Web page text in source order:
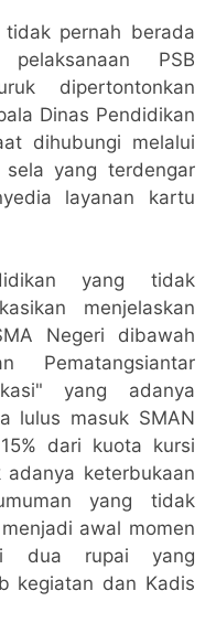
pernah berada
PSB
dipertontonkan
Dinas Pendidikan
dihubungi melalui
yang terdengar
layanan kartu
yang tidak
menjelaskan
Negeri dibawah
Pematangsiantar
yang adanya
lulus masuk SMAN
dari kuota kursi
keterbukaan
yang tidak
awal momen
dua rupai yang
kegiatan dan Kadis